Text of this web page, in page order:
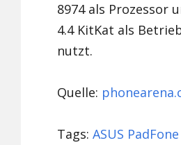
8974 als Prozessor
4.4 KitKat als
nutzt.
Quelle:
Tags:ASUS PadFone